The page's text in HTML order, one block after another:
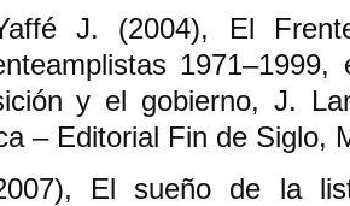
J. (2004), El
y el gobierno, J.
– Editorial Fin de Siglo,
El sueño de la